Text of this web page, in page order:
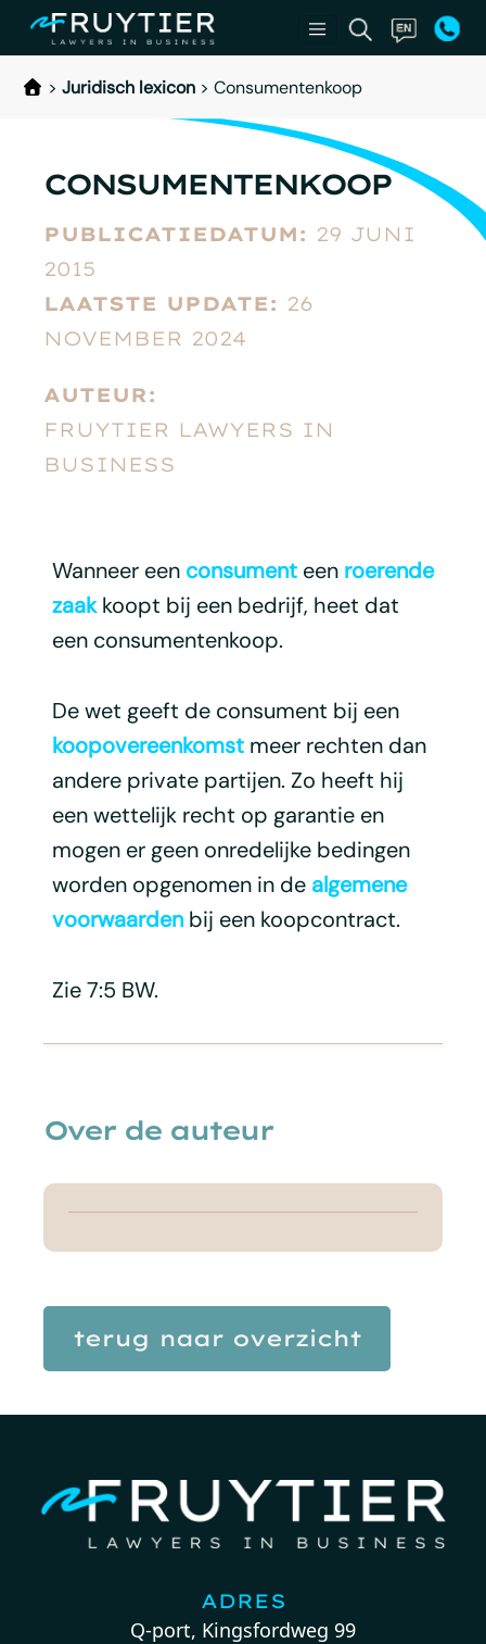
> Juridisch lexicon > Consumentenkoop
CONSUMENTENKOOP
PUBLICATIEDATUM: 29 JUNI
2015
LAATSTE UPDATE: 26
NOVEMBER 2024
AUTEUR:
FRUYTIER LAWYERS IN
BUSINESS
Wanneer een consumenteen roerende
zaakkoopt bij een bedrijf, heet dat
een consumentenkoop.
De wet geeft de consument bij een
koopovereenkomstmeer rechten dan
andere private partijen. Zo heeft hij
een wettelijk recht op garantie en
mogen er geen onredelijke bedingen
worden opgenomen in de algemene
voorwaardenbij een koopcontract.
Zie 7:5 BW.
Over de auteur
terug naar overzicht
ADRES
Q-port, Kingsfordweg 99